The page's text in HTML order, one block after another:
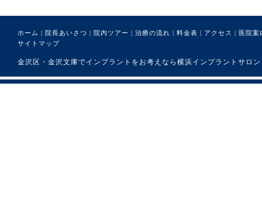
ホーム | 院長あいさつ | 院内ツアー | 治療の流れ | 料金表 | アクセス | 医院案
サイトマップ
金沢区・金沢文庫でインプラントをお考えなら横浜インプラントサ